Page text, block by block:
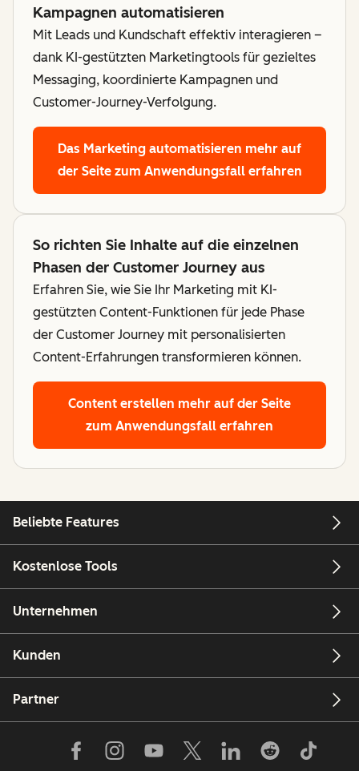
Kampagnen automatisieren
Mit Leads und Kundschaft effektiv interagieren –
dank KI-gestützten Marketingtools für gezieltes
Messaging, koordinierte Kampagnen und
Customer-Journey-Verfolgung.
Das Marketing automatisieren mehr auf
der Seite zum Anwendungsfall erfahren
So richten Sie Inhalte auf die einzelnen
Phasen der Customer Journey aus
Erfahren Sie, wie Sie Ihr Marketing mit KI-
gestützten Content-Funktionen für jede Phase
der Customer Journey mit personalisierten
Content-Erfahrungen transformieren können.
Content erstellen mehr auf der Seite
zum Anwendungsfall erfahren
Beliebte Features
Kostenlose Tools
Unternehmen
Kunden
Partner